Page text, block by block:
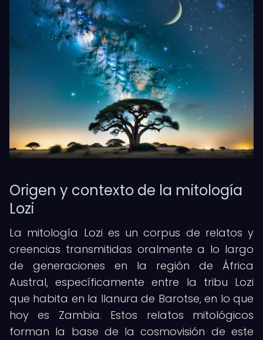
Origen y contexto de la mitología
Lozi
La mitología Lozi es un corpus de relatos y
creencias transmitidas oralmente a lo largo
de generaciones en la región de África
Austral, específicamente entre la tribu Lozi
que habita en la llanura de Barotse, en lo que
hoy es Zambia. Estos relatos mitológicos
forman la base de la cosmovisión de este